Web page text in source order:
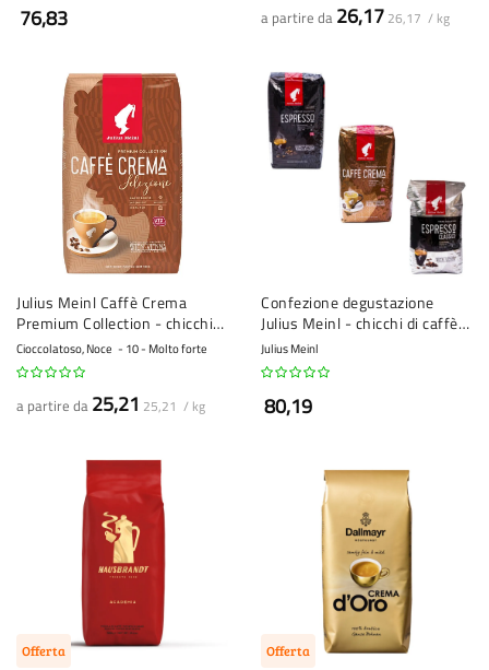
76,83 a partire da 26,17 26,17 / kg
Julius Meinl Caffè Crema
Premium Collection - chicchi
di caffè - 1 kg
Cioccolatoso, Noce 10 - Molto forte
a partire da 25,21 25,21 / kg
Confezione degustazione
Julius Meinl - chicchi di caffè -
3 x 1 kg
Julius Meinl
80,19
Offerta Offerta